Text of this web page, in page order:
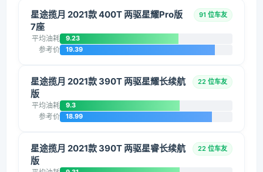
星途揽月 2021款 400T 两驱星耀Pro版
7座
91 位车友
平均油耗 9.23
参考价 19.39
星途揽月 2021款 390T 两驱星耀长续航
版
22 位车友
平均油耗 9.3
参考价 18.99
星途揽月 2021款 390T 两驱星睿长续航
版
22 位车友